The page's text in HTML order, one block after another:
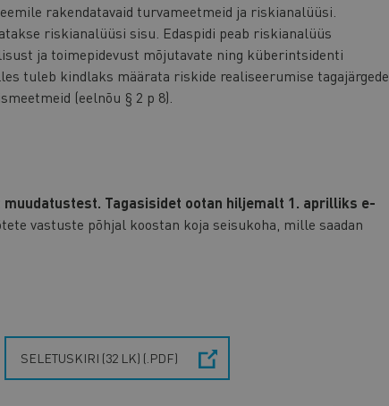
rakendatavaid turvameetmeid ja riskianalüüsi.
riskianalüüsi sisu. Edaspidi peab riskianalüüs
ja toimepidevust mõjutavate ning küberintsidenti
tuleb kindlaks määrata riskide realiseerumise tagajärgede
(eelnõu § 2 p 8).
Tagasisidet ootan hiljemalt 1. aprilliks e-
vastuste põhjal koostan koja seisukoha, mille saadan
SELETUSKIRI (32 LK) (.PDF)